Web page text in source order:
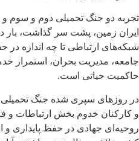
تجربه دو جنگ تحمیلی دوم و سوم و
ایران زمین، پشت سر گذاشت، بار
شبکه‌های ارتباطی تا چه اندازه
جامعه، مدیریت بحران، استمرار
حاکمیت حیاتی است.
در روزهای سپری شده جنگ
و کارکنان خدوم بخش ارتباطات و
روحیه‌ای جهادی در حفظ پایداری و